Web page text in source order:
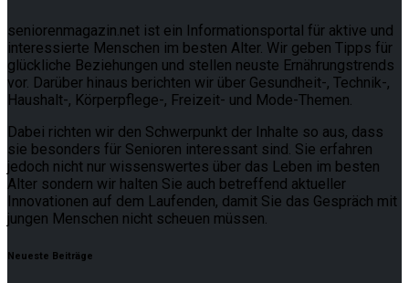
seniorenmagazin.net ist ein Informationsportal für aktive und
interessierte Menschen im besten Alter. Wir geben Tipps für
glückliche Beziehungen und stellen neuste Ernährungstrends
vor. Darüber hinaus berichten wir über Gesundheit-, Technik-,
Haushalt-, Körperpflege-, Freizeit- und Mode-Themen.
Dabei richten wir den Schwerpunkt der Inhalte so aus, dass
sie besonders für Senioren interessant sind. Sie erfahren
jedoch nicht nur wissenswertes über das Leben im besten
Alter sondern wir halten Sie auch betreffend aktueller
Innovationen auf dem Laufenden, damit Sie das Gespräch mit
jungen Menschen nicht scheuen müssen.
Neueste Beiträge